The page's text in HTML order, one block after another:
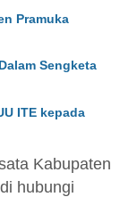
Pramuka
Sengketa
ITE kepada
Kabupaten
hubungi